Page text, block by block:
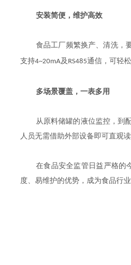
安装简便，维护高效
食品工厂频繁换产、清洗，
支持4~20mA及 RS485通信，可轻
多场景覆盖，一表多用
从原料储罐的液位监控，到
人员无需借助外部设备即可直观
在食品安全监管日益严格的
度、易维护的优势，成为食品行